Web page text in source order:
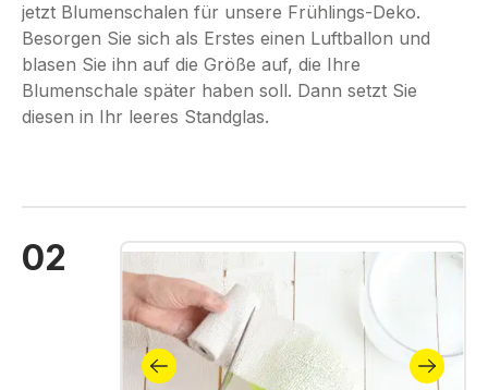
jetzt Blumenschalen für unsere Frühlings-Deko.
Besorgen Sie sich als Erstes einen Luftballon und
blasen Sie ihn auf die Größe auf, die Ihre
Blumenschale später haben soll. Dann setzt Sie
diesen in Ihr leeres Standglas.
02 Bildergalerie überspringen